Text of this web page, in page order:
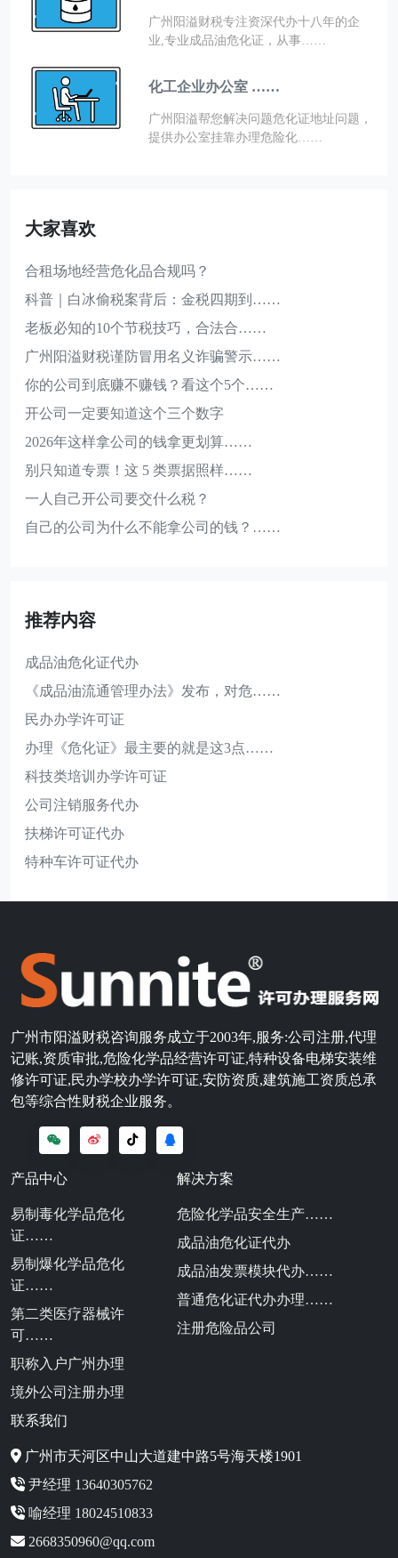
广州阳溢财税专注资深代办十八年的企
业,专业成品油危化证，从事……
化工企业办公室 ……
广州阳溢帮您解决问题危化证地址问题，
提供办公室挂靠办理危险化……
大家喜欢
合租场地经营危化品合规吗？
科普｜白冰偷税案背后：金税四期到……
老板必知的10个节税技巧，合法合……
广州阳溢财税谨防冒用名义诈骗警示……
你的公司到底赚不赚钱？看这个5个……
开公司一定要知道这个三个数字
2026年这样拿公司的钱拿更划算……
别只知道专票！这 5 类票据照样……
一人自己开公司要交什么税？
自己的公司为什么不能拿公司的钱？……
推荐内容
成品油危化证代办
《成品油流通管理办法》发布，对危……
民办办学许可证
办理《危化证》最主要的就是这3点……
科技类培训办学许可证
公司注销服务代办
扶梯许可证代办
特种车许可证代办
广州市阳溢财税咨询服务成立于2003年,服务:公司注册,代理
记账,资质审批,危险化学品经营许可证,特种设备电梯安装维
修许可证,民办学校办学许可证,安防资质,建筑施工资质总承
包等综合性财税企业服务。
产品中心
易制毒化学品危化
证……
易制爆化学品危化
证……
第二类医疗器械许
可……
职称入户广州办理
境外公司注册办理
解决方案
危险化学品安全生产……
成品油危化证代办
成品油发票模块代办……
普通危化证代办办理……
注册危险品公司
联系我们
广州市天河区中山大道建中路5号海天楼1901
尹经理 13640305762
喻经理 18024510833
2668350960@qq.com